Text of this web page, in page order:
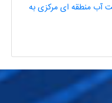
آب منطقه ای مرکزی به